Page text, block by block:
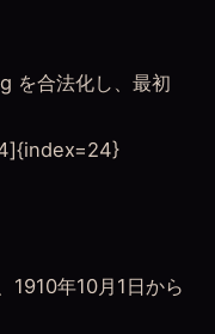
を合法化し、最初
1910年10月1日から